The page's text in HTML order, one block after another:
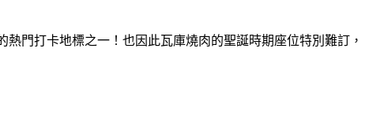
門打卡地標之一！也因此瓦庫燒肉的聖誕時期座位特別難訂，